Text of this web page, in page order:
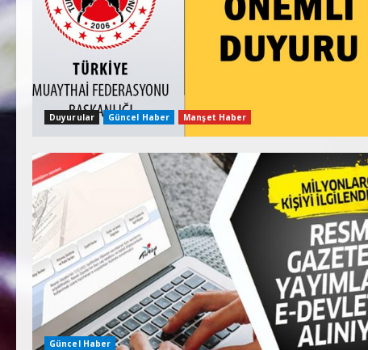
Duyurular Güncel Haber Manşet Haber
Güncel Haber